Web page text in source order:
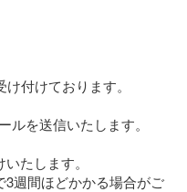
付けております。
を送信いたします。
たします。
週間ほどかかる場合がご